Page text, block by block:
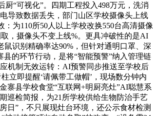
“可视化”。四期工程投入498万元，洗消
导致数据丢失，部门山区学校摄像头上线
为110所50人以上学校改换550台高清摄像
，摄像头不变上线%。更具冲破性的是AI
识别精确率达90%，但针对通明口罩、深
的环节行动，是将“智能预警”纳入管理链
机制无效运转：AI预警同步推送至学校后
立即提醒‘请佩带工做帽’，现场数分钟内
寨县学校食堂“互联网+明厨亮灶”AI聪慧系
巡检简报，为21所学校供给生物防治手艺
日”，不只展现灶台环境，还公示食材检测